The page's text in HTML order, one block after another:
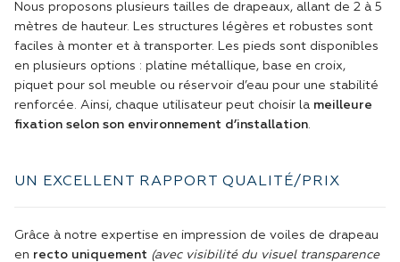
Nous proposons plusieurs tailles de drapeaux, allant de 2 à 5
mètres de hauteur. Les structures légères et robustes sont
faciles à monter et à transporter. Les pieds sont disponibles
en plusieurs options : platine métallique, base en croix,
piquet pour sol meuble ou réservoir d’eau pour une stabilité
renforcée. Ainsi, chaque utilisateur peut choisir la meilleure
fixation selon son environnement d’installation.
UN EXCELLENT RAPPORT QUALITÉ/PRIX
Grâce à notre expertise en impression de voiles de drapeau
en recto uniquement (avec visibilité du visuel transparence